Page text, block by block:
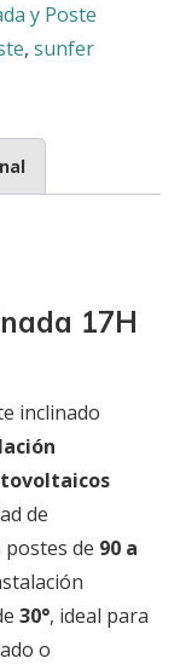
y Poste
, sunfer
17H
inclinado
de
de 90 a
30°, ideal para
o